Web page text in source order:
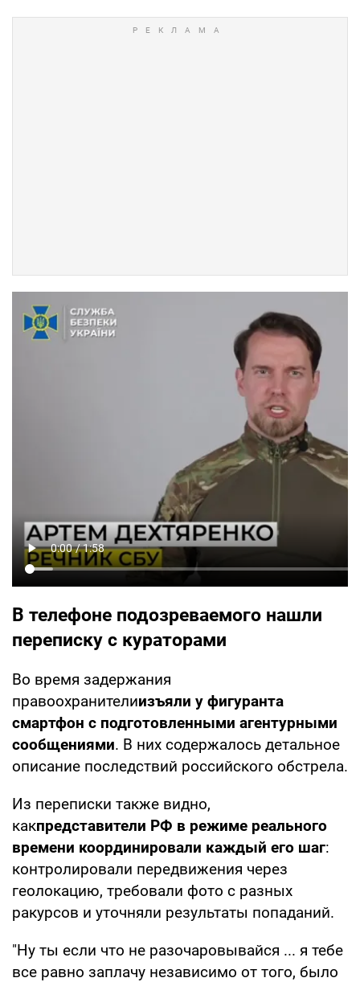
В телефоне подозреваемого нашли
переписку с кураторами
Во время задержания
правоохранителиизъяли у фигуранта
смартфон с подготовленными агентурными
сообщениями. В них содержалось детальное
описание последствий российского обстрела.
Из переписки также видно,
какпредставители РФ в режиме реального
времени координировали каждый его шаг:
контролировали передвижения через
геолокацию, требовали фото с разных
ракурсов и уточняли результаты попаданий.
"Ну ты если что не разочаровывайся ... я тебе
все равно заплачу независимо от того, было